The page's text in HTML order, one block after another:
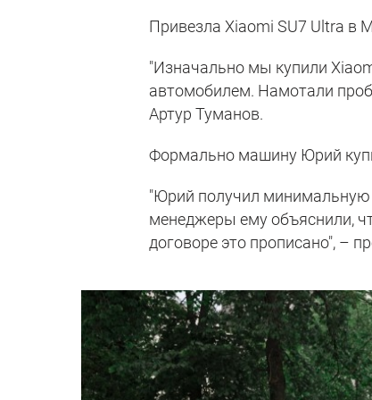
Привезла Xiaomi SU7 Ultra в
"Изначально мы купили
автомобилем. Намотали
Артур Туманов.
Формально машину Юрий
"Юрий получил минимальную
менеджеры ему объяснили,
договоре это прописано", –